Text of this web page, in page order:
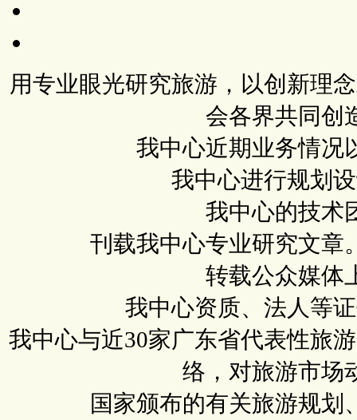
用专业眼光研究旅游，以创新理
会各界共同创
我中心近期业务情况
我中心进行规划
我中心的技术
刊载我中心专业研究文章
转载公众媒体
我中心资质、法人等
我中心与近30家广东省代表性旅
络，对旅游市场
国家颁布的有关旅游规划